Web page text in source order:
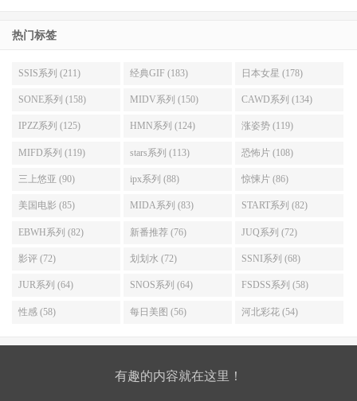
热门标签
SSIS系列 (211) 经典GIF (183) 日本女星 (178)
SONE系列 (158) MIDV系列 (150) CAWD系列 (134)
IPZZ系列 (125) HMN系列 (124) 涨姿势 (119)
MIFD系列 (119) stars系列 (113) 恐怖片 (108)
三上悠亚 (90) ipx系列 (88) 惊悚片 (86)
美国电影 (85) MIDA系列 (83) START系列 (82)
EBWH系列 (82) 新番推荐 (76) JUQ系列 (72)
影评 (72) 划划水 (72) SSNI系列 (68)
JUR系列 (64) SNOS系列 (64) FSDSS系列 (58)
性感 (58) 每日美图 (56) 河北彩花 (54)
有趣的内容就在这里！